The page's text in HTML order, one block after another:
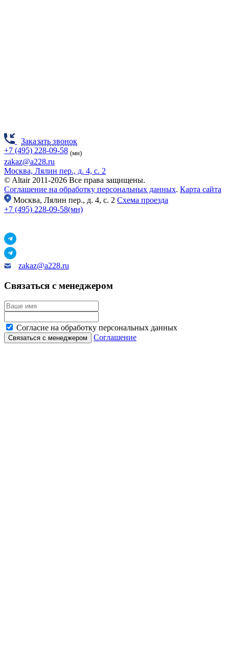
Заказать звонок
+7 (495) 228-09-58 (мн)
zakaz@a228.ru
Москва, Лялин пер., д. 4, с. 2
© Altair 2011-2026 Все права защищены.
Соглашение на обработку персональных данных. Карта сайта
Москва, Лялин пер., д. 4, с. 2 Схема проезда
+7 (495) 228-09-58(мн)
zakaz@a228.ru
Связаться с менеджером
Согласие на обработку персональных данных
Соглашение